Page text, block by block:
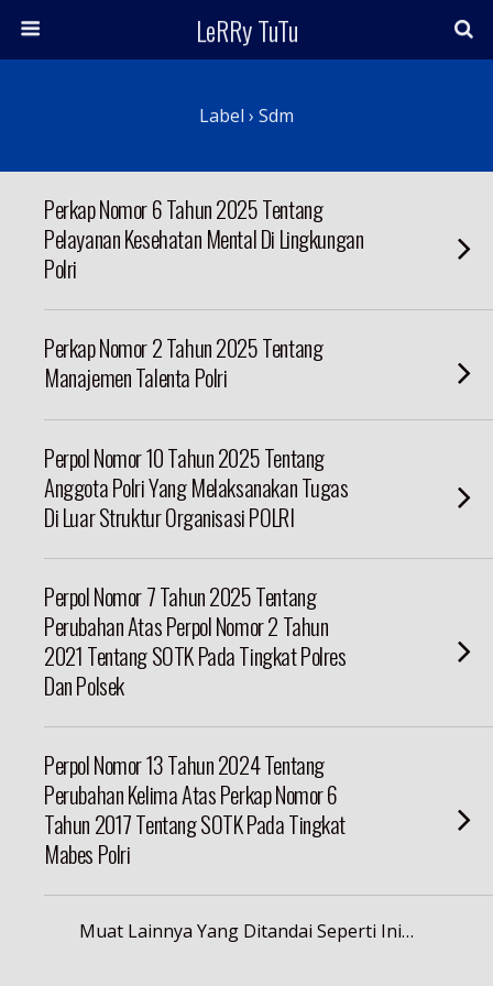
LeRRy TuTu
Label › Sdm
Perkap Nomor 6 Tahun 2025 Tentang
Pelayanan Kesehatan Mental Di Lingkungan
Polri
Perkap Nomor 2 Tahun 2025 Tentang
Manajemen Talenta Polri
Perpol Nomor 10 Tahun 2025 Tentang
Anggota Polri Yang Melaksanakan Tugas
Di Luar Struktur Organisasi POLRI
Perpol Nomor 7 Tahun 2025 Tentang
Perubahan Atas Perpol Nomor 2 Tahun
2021 Tentang SOTK Pada Tingkat Polres
Dan Polsek
Perpol Nomor 13 Tahun 2024 Tentang
Perubahan Kelima Atas Perkap Nomor 6
Tahun 2017 Tentang SOTK Pada Tingkat
Mabes Polri
Muat Lainnya Yang Ditandai Seperti Ini…